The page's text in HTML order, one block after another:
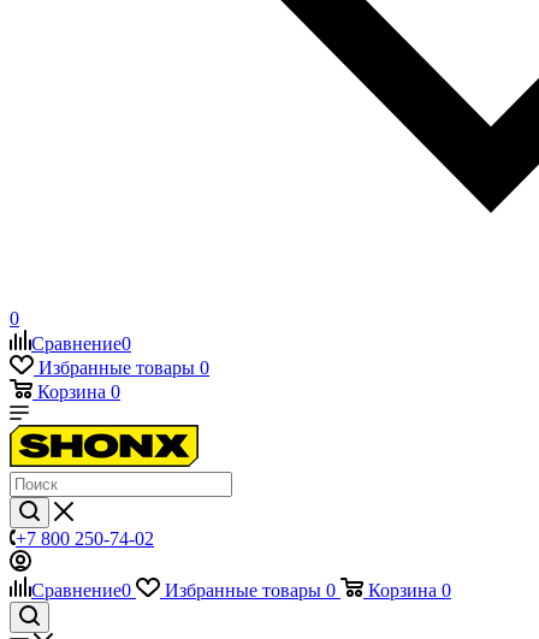
0
Сравнение0
Избранные товары 0
Корзина 0
+7 800 250-74-02
Сравнение0 Избранные товары 0 Корзина 0